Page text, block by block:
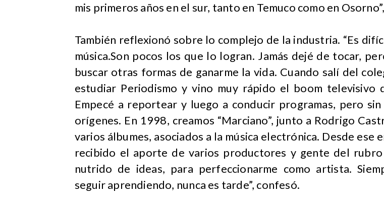
mis primeros años en el sur, tanto en Temuco como en
También reflexionó sobre lo complejo de la industria. “Es
música.Son pocos los que lo logran. Jamás dejé de tocar,
buscar otras formas de ganarme la vida. Cuando salí del
estudiar Periodismo y vino muy rápido el boom televisivo
Empecé a reportear y luego a conducir programas, pero
orígenes. En 1998, creamos “Marciano”, junto a Rodrigo
varios álbumes, asociados a la música electrónica. Desde ese
recibido el aporte de varios productores y gente del rubro
nutrido de ideas, para perfeccionarme como artista.
seguir aprendiendo, nunca es tarde”, confesó.